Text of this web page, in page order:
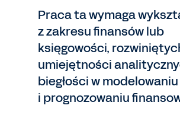
Praca ta wymaga
z zakresu finansów lub
księgowości,
umiejętności
biegłości w modelowaniu
i prognozowaniu